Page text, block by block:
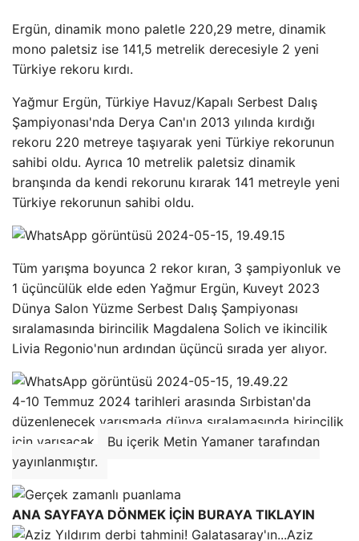
Ergün, dinamik mono paletle 220,29 metre, dinamik
mono paletsiz ise 141,5 metrelik derecesiyle 2 yeni
Türkiye rekoru kırdı.
Yağmur Ergün, Türkiye Havuz/Kapalı Serbest Dalış
Şampiyonası'nda Derya Can'ın 2013 yılında kırdığı
rekoru 220 metreye taşıyarak yeni Türkiye rekorunun
sahibi oldu. Ayrıca 10 metrelik paletsiz dinamik
branşında da kendi rekorunu kırarak 141 metreyle yeni
Türkiye rekorunun sahibi oldu.
Tüm yarışma boyunca 2 rekor kıran, 3 şampiyonluk ve
1 üçüncülük elde eden Yağmur Ergün, Kuveyt 2023
Dünya Salon Yüzme Serbest Dalış Şampiyonası
sıralamasında birincilik Magdalena Solich ve ikincilik
Livia Regonio'nun ardından üçüncü sırada yer alıyor.
4-10 Temmuz 2024 tarihleri ​​arasında Sırbistan'da
düzenlenecek yarışmada dünya sıralamasında birincilik
için yarışacak.
Bu içerik Metin Yamaner tarafından
yayınlanmıştır.
ANA SAYFAYA DÖNMEK İÇİN BURAYA TIKLAYIN
Aziz